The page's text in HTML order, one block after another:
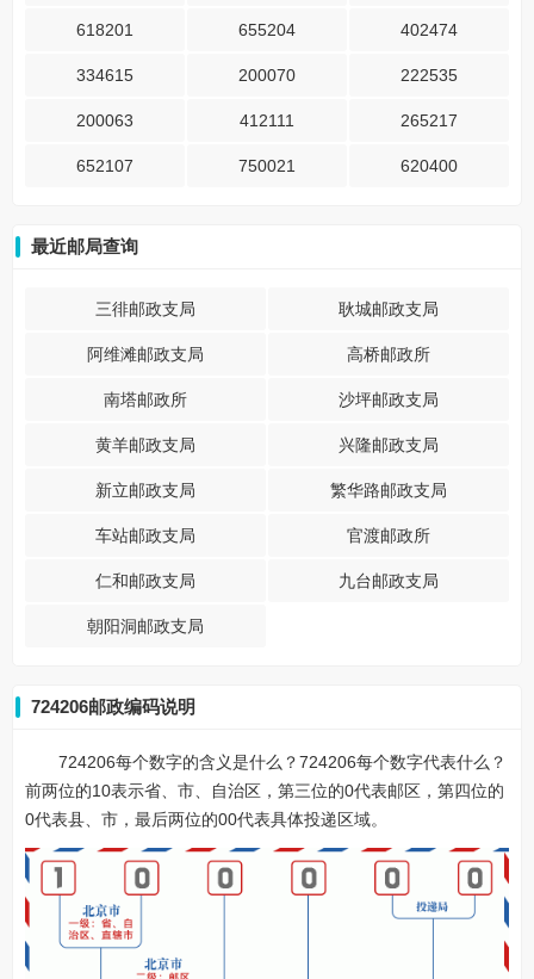
618201 655204 402474
334615 200070 222535
200063 412111 265217
652107 750021 620400
最近邮局查询
三徘邮政支局 耿城邮政支局
阿维滩邮政支局 高桥邮政所
南塔邮政所 沙坪邮政支局
黄羊邮政支局 兴隆邮政支局
新立邮政支局 繁华路邮政支局
车站邮政支局 官渡邮政所
仁和邮政支局 九台邮政支局
朝阳洞邮政支局
724206邮政编码说明
724206每个数字的含义是什么？724206每个数字代表什么？
前两位的10表示省、市、自治区，第三位的0代表邮区，第四位的
0代表县、市，最后两位的00代表具体投递区域。